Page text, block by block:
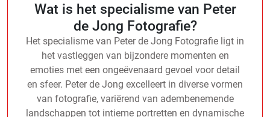
Wat is het specialisme van Peter
de Jong Fotografie?
Het specialisme van Peter de Jong Fotografie ligt in
het vastleggen van bijzondere momenten en
emoties met een ongeëvenaard gevoel voor detail
en sfeer. Peter de Jong excelleert in diverse vormen
van fotografie, variërend van adembenemende
landschappen tot intieme portretten en dynamische